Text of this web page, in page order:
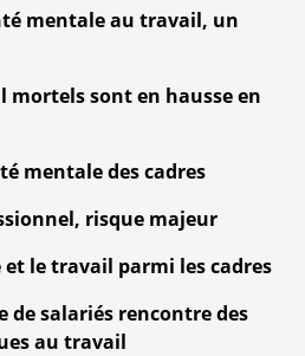
mentale au travail, un
mortels sont en hausse en
mentale des cadres
risque majeur
le travail parmi les cadres
de salariés rencontre des
au travail